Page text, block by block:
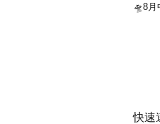
🛸8月
快速